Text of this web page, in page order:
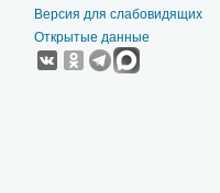
Версия для слабовидящих
Открытые данные